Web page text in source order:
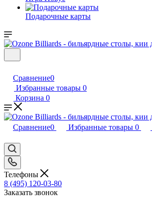
Подарочные карты
Сравнение0
Избранные товары 0
Корзина 0
Сравнение0 Избранные товары 0
Телефоны
8 (495) 120-03-80
Заказать звонок